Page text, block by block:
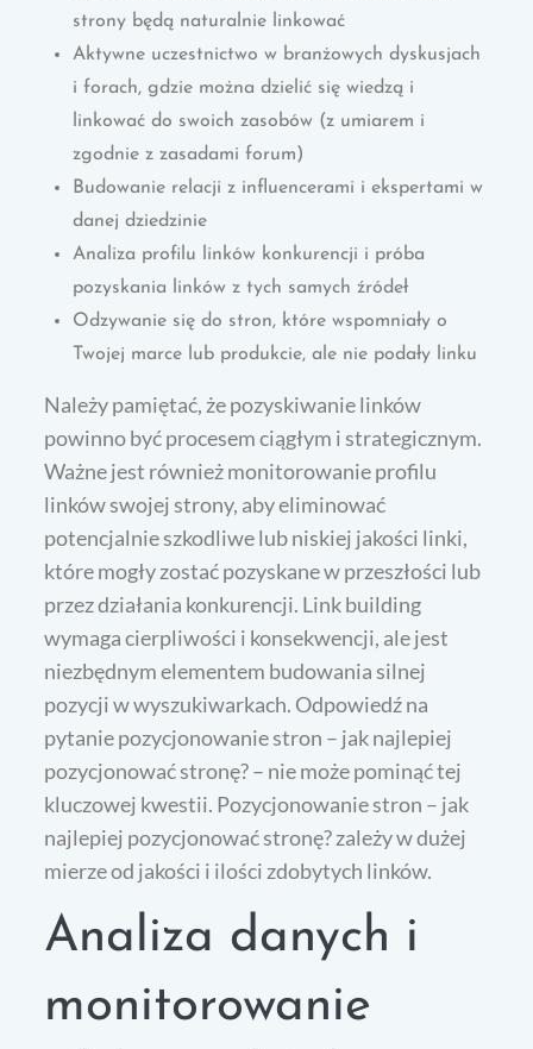
strony będą naturalnie linkować
Aktywne uczestnictwo w branżowych dyskusjach
i forach, gdzie można dzielić się wiedzą i
linkować do swoich zasobów (z umiarem i
zgodnie z zasadami forum)
Budowanie relacji z influencerami i ekspertami w
danej dziedzinie
Analiza profilu linków konkurencji i próba
pozyskania linków z tych samych źródeł
Odzywanie się do stron, które wspomniały o
Twojej marce lub produkcie, ale nie podały linku
Należy pamiętać, że pozyskiwanie linków
powinno być procesem ciągłym i strategicznym.
Ważne jest również monitorowanie profilu
linków swojej strony, aby eliminować
potencjalnie szkodliwe lub niskiej jakości linki,
które mogły zostać pozyskane w przeszłości lub
przez działania konkurencji. Link building
wymaga cierpliwości i konsekwencji, ale jest
niezbędnym elementem budowania silnej
pozycji w wyszukiwarkach. Odpowiedź na
pytanie pozycjonowanie stron – jak najlepiej
pozycjonować stronę? – nie może pominąć tej
kluczowej kwestii. Pozycjonowanie stron – jak
najlepiej pozycjonować stronę? zależy w dużej
mierze od jakości i ilości zdobytych linków.
Analiza danych i
monitorowanie